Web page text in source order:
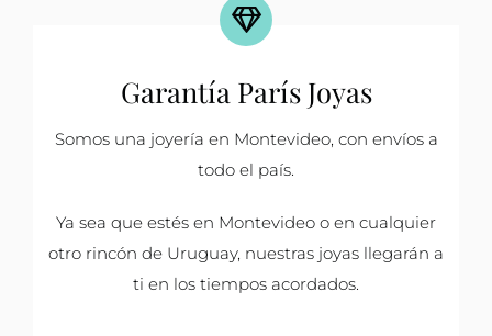
Garantía París Joyas
Somos una joyería en Montevideo, con envíos a
todo el país.
Ya sea que estés en Montevideo o en cualquier
otro rincón de Uruguay, nuestras joyas llegarán a
ti en los tiempos acordados.